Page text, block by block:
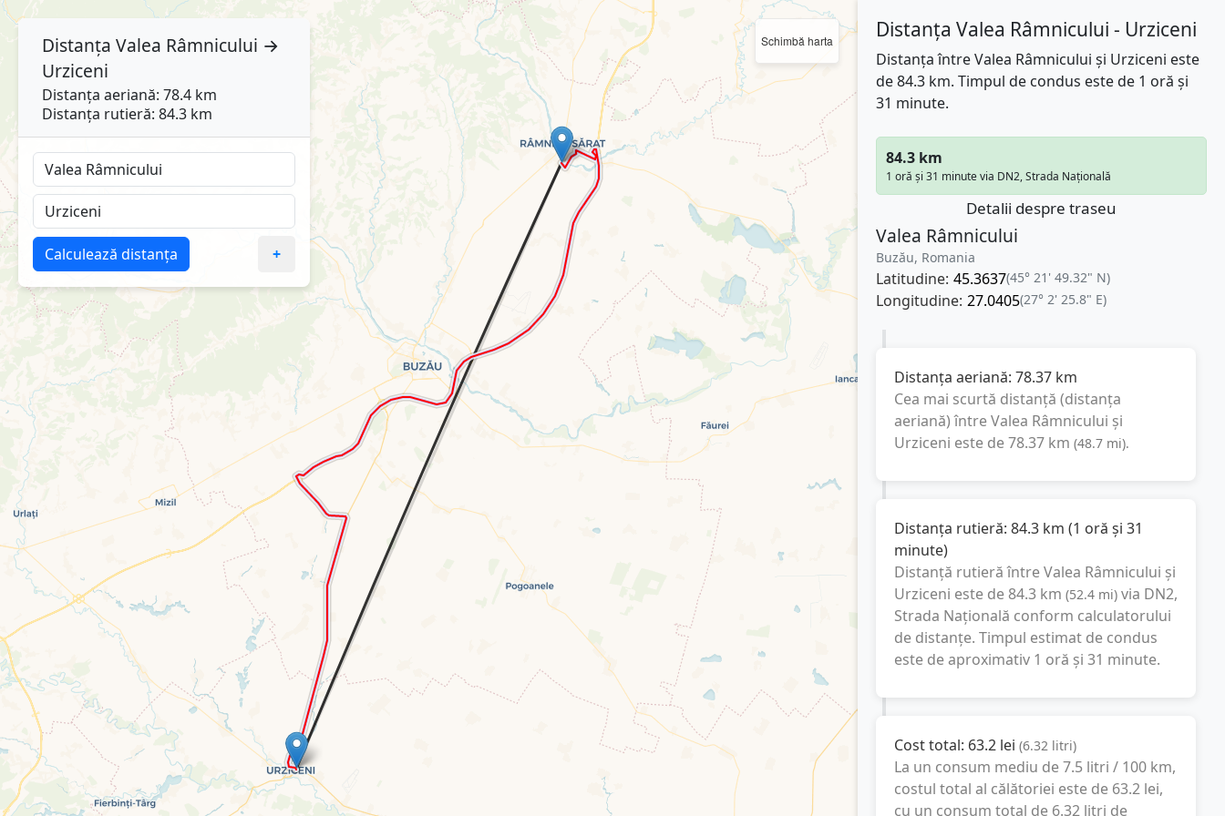
Schimbă harta Distanța Valea Râmnicului - Urziceni
Distanța între Valea Râmnicului și Urziceni este
de 84.3 km. Timpul de condus este de 1 oră și
31 minute.
84.3 km
1 oră și 31 minute via DN2, Strada Națională
Detalii despre traseu
Valea Râmnicului
Buzău, Romania
Latitudine: 45.3637(45° 21' 49.32" N)
Longitudine: 27.0405(27° 2' 25.8" E)
Distanța aeriană: 78.37 km
Cea mai scurtă distanță (distanța
aeriană) întreValea Râmnicului și
Urziceni este de78.37 km (48.7 mi).
Distanța rutieră: 84.3 km (1 oră și 31
minute)
Distanță rutieră întreValea Râmnicului și
Urziceni este de 84.3 km (52.4 mi) via DN2,
Strada Națională conform calculatorului
de distanțe. Timpul estimat de condus
este de aproximativ 1 oră și 31 minute.
Cost total: 63.2 lei (6.32 litri)
La un consum mediu de7.5 litri / 100 km,
costul total al călătoriei este de 63.2 lei,
cu un consum total de 6.32 litri de
Distanța Valea Râmnicului →
Urziceni
Distanța aeriană: 78.4 km
Distanța rutieră: 84.3 km
Calculează distanța +